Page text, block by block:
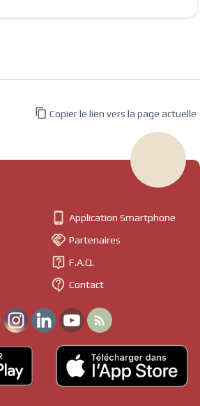
 Copier le lien vers la page actuelle
 Application Smartphone
 Partenaires
 F.A.Q.
 Contact
